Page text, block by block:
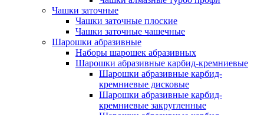
Чашки заточные
Чашки заточные плоские
Чашки заточные чашечные
Шарошки абразивные
Наборы шарошек абразивных
Шарошки абразивные карбид-кремниевые
Шарошки абразивные карбид-
кремниевые дисковые
Шарошки абразивные карбид-
кремниевые закругленные